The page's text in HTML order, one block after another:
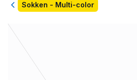
TerugSokken - Multi-color